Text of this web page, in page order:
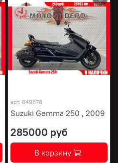
арт. 049678
Suzuki Gemma 250 , 2009
285000 руб
В корзину